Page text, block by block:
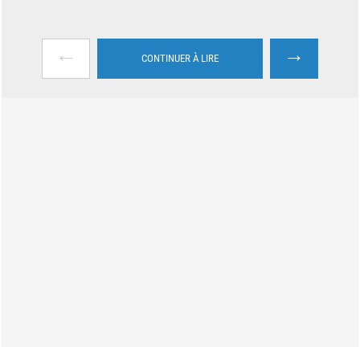
← CONTINUER À LIRE →